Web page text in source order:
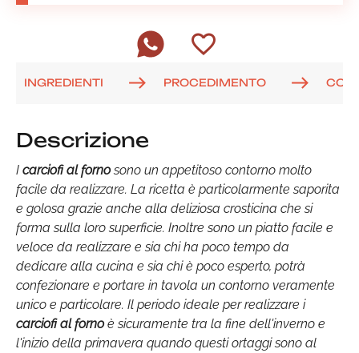
INGREDIENTI PROCEDIMENTO
Descrizione
I carciofi al fornosono un appetitoso contorno molto
facile da realizzare. La ricetta è particolarmente saporita
e golosa grazie anche alla deliziosa crosticina che si
forma sulla loro superficie. Inoltre sono un piatto facile e
veloce da realizzare e sia chi ha poco tempo da
dedicare alla cucina e sia chi è poco esperto, potrà
confezionare e portare in tavola un contorno veramente
unico e particolare. Il periodo ideale per realizzare i
carciofi al fornoè sicuramente tra la fine dell'inverno e
l'inizio della primavera quando questi ortaggi sono al